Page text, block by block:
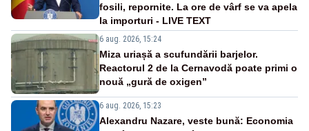
fosili, repornite. La ore de vârf se va apela
la importuri - LIVE TEXT
6 aug. 2026, 15:24
Miza uriașă a scufundării barjelor.
Reactorul 2 de la Cernavodă poate primi o
nouă „gură de oxigen”
6 aug. 2026, 15:23
Alexandru Nazare, veste bună: Economia